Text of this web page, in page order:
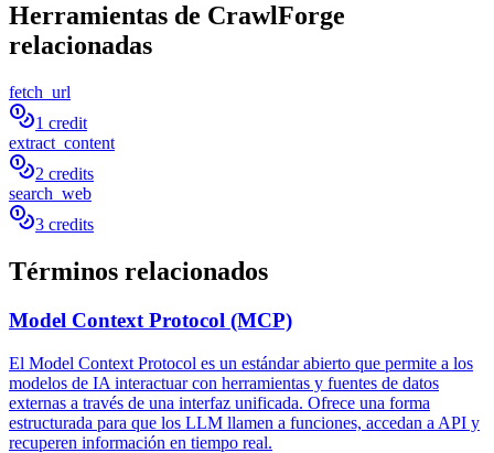
Herramientas de CrawlForge
relacionadas
fetch_url
1 credit
extract_content
2 credits
search_web
3 credits
Términos relacionados
Model Context Protocol (MCP)
El Model Context Protocol es un estándar abierto que permite a los
modelos de IA interactuar con herramientas y fuentes de datos
externas a través de una interfaz unificada. Ofrece una forma
estructurada para que los LLM llamen a funciones, accedan a API y
recuperen información en tiempo real.